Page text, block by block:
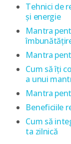
Tehnici de
și energie
Mantra
Mantra
Cum să îți
a unui
Mantra
Beneficiile
Cum să
ta zilnică